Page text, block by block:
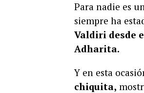
Para nadie es
siempre ha
Valdiri desde
Adharita.
Y en esta
chiquita,